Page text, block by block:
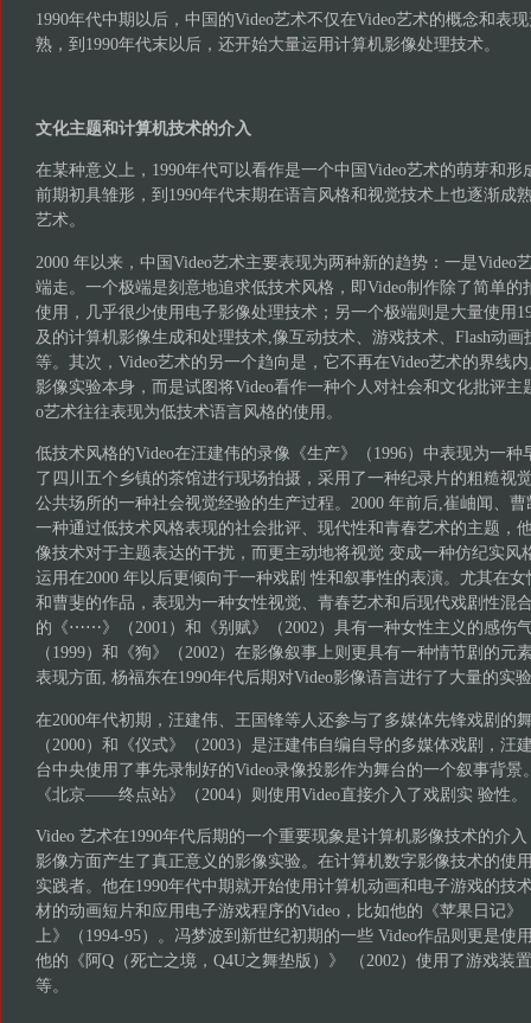
1990年代中期以后，中国的Video艺术不仅在Video艺术的概念和表
熟，到1990年代末以后，还开始大量运用计算机影像处理技术。
文化主题和计算机技术的介入
在某种意义上，1990年代可以看作是一个中国Video艺术的萌芽和形
前期初具雏形，到1990年代末期在语言风格和视觉技术上也逐渐成
艺术。
2000 年以来，中国Video艺术主要表现为两种新的趋势：一是Video
端走。一个极端是刻意地追求低技术风格，即Video制作除了简单的
使用，几乎很少使用电子影像处理技术；另一个极端则是大量使用
及的计算机影像生成和处理技术,像互动技术、游戏技术、Flash动
等。其次，Video艺术的另一个趋向是，它不再在Video艺术的界线
影像实验本身，而是试图将Video看作一种个人对社会和文化批评主
o艺术往往表现为低技术语言风格的使用。
低技术风格的Video在汪建伟的录像《生产》（1996）中表现为一
了四川五个乡镇的茶馆进行现场拍摄，采用了一种纪录片的粗糙视
公共场所的一种社会视觉经验的生产过程。2000 年前后,崔岫闻、
一种通过低技术风格表现的社会批评、现代性和青春艺术的主题，
像技术对于主题表达的干扰，而更主动地将视觉 变成一种仿纪实风
运用在2000 年以后更倾向于一种戏剧 性和叙事性的表演。尤其在
和曹斐的作品，表现为一种女性视觉、青春艺术和后现代戏剧性混
的《⋯⋯》（2001）和《别赋》（2002）具有一种女性主义的感伤
（1999）和《狗》（2002）在影像叙事上则更具有一种情节剧的元
表现方面, 杨福东在1990年代后期对Video影像语言进行了大量的实
在2000年代初期，汪建伟、王国锋等人还参与了多媒体先锋戏剧的
（2000）和《仪式》（2003）是汪建伟自编自导的多媒体戏剧，汪
台中央使用了事先录制好的Video录像投影作为舞台的一个叙事背景
《北京——终点站》（2004）则使用Video直接介入了戏剧实 验性。
Video 艺术在1990年代后期的一个重要现象是计算机影像技术的介
影像方面产生了真正意义的影像实验。在计算机数字影像技术的使
实践者。他在1990年代中期就开始使用计算机动画和电子游戏的技
材的动画短片和应用电子游戏程序的Video，比如他的《苹果日记》
上》（1994-95）。冯梦波到新世纪初期的一些 Video作品则更是使
他的《阿Q（死亡之境，Q4U之舞垫版）》 （2002）使用了游戏装
等。